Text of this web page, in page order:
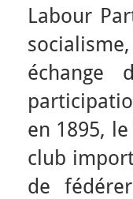
Labour
échange
en 1895,
club
de